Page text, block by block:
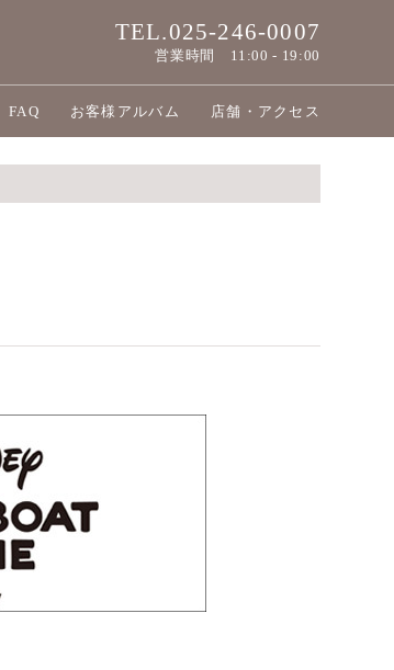
TEL.025-246-0007
営業時間 11:00 - 19:00
FAQ お客様アルバム 店舗・アクセス